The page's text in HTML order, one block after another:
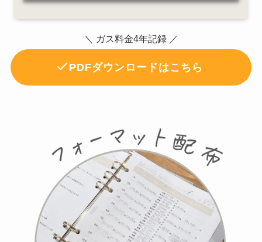
＼ ガス料金4年記録 ／
PDFダウンロードはこちら